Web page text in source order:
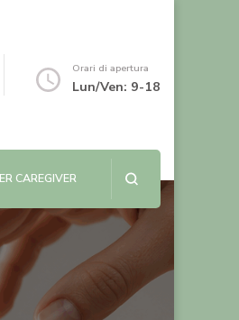
Orari di apertura
Lun/Ven: 9-18
CAREGIVER